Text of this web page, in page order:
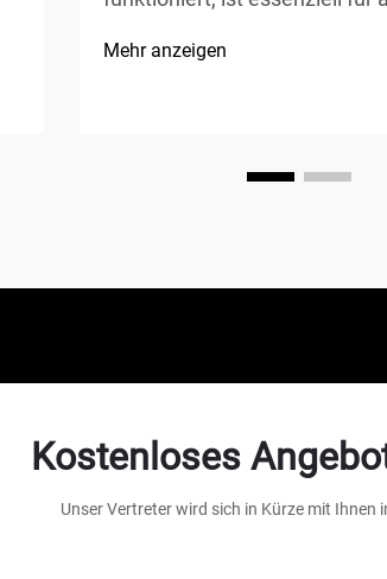
Bauwesen oder bei
Mehr anzeigen
Kostenloses
Unser Vertreter wird sich in Kürze mit Ihnen